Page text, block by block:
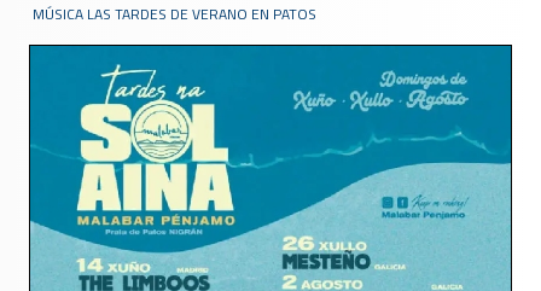
MÚSICA LAS TARDES DE VERANO EN PATOS